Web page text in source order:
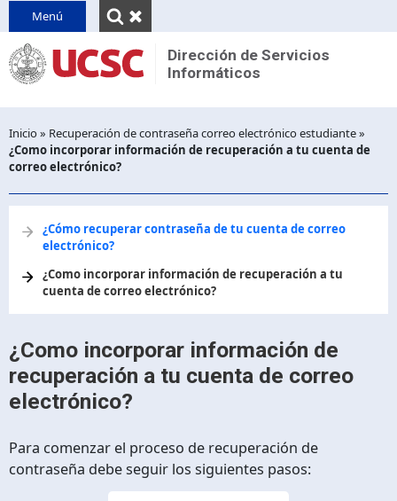
Menú
Dirección de Servicios
Informáticos
INICIO
QUIENES SOMOS
Reseña
Decretos y normativas
CONTACTO
PINVU
Inicio» Recuperación de contraseña correo electrónico estudiante»
¿Como incorporar información de recuperación a tu cuenta de
correo electrónico?
breadcrumb
¿Como incorporar información de
recuperación a tu cuenta de correo
electrónico?
Para comenzar el proceso de recuperación de
contraseña debe seguir los siguientes pasos:
¿Cómo recuperar contraseña de tu cuenta de correo
electrónico?
¿Como incorporar información de recuperación a tu
cuenta de correo electrónico?